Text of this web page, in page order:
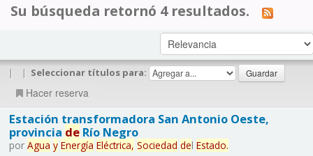
Su búsqueda retornó 4 resultados.
| | Seleccionar títulos para:
Hacer reserva
Estación transformadora San Antonio Oeste,
provincia deRío Negro
por Agua y Energía Eléctrica, Sociedad del Estado.